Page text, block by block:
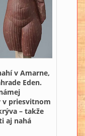
v Amarne,
Eden.
v priesvitnom
– takže
aj nahá